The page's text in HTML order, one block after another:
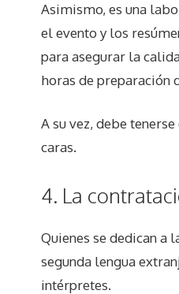
Asimismo, es una
el evento y los
para asegurar la
horas de preparación
A su vez, debe
caras.
4. La
Quienes se dedican a
segunda lengua
intérpretes.